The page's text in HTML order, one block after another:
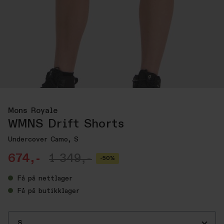
Mons Royale
WMNS Drift Shorts
Undercover Camo, S
674,- 1 349,- -50%
Få på nettlager
Få på butikklager